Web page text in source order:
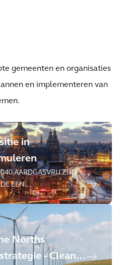
gemeenten en organisaties
en implementeren van
in
AARDGASVRIJ ZIJN.
EEN
OM DIT TE
Norths
- Clean